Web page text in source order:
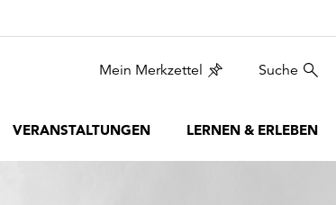
Mein Merkzettel Suche
VERANSTALTUNGEN LERNEN & ERLEBEN